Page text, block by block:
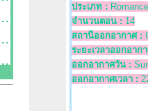
ประเภท :
จำนวนตอน : 14
สถานีออกอากาศ :
ระยะเวลาออกอาก
ออกอากาศวัน :
ออกอากาศเวลา :